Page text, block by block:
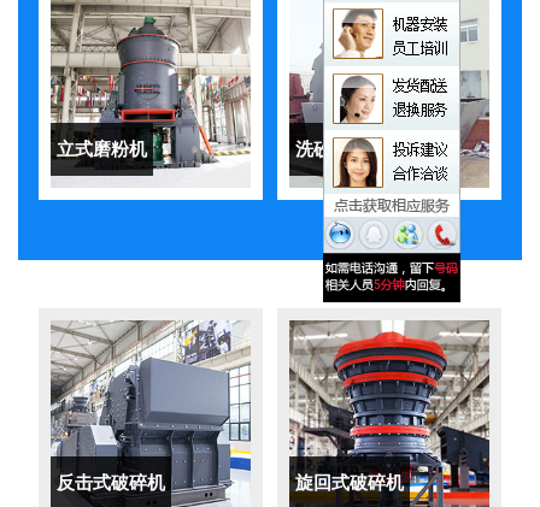
立式磨粉机 洗砂机
反击式破碎机 旋回式破碎机